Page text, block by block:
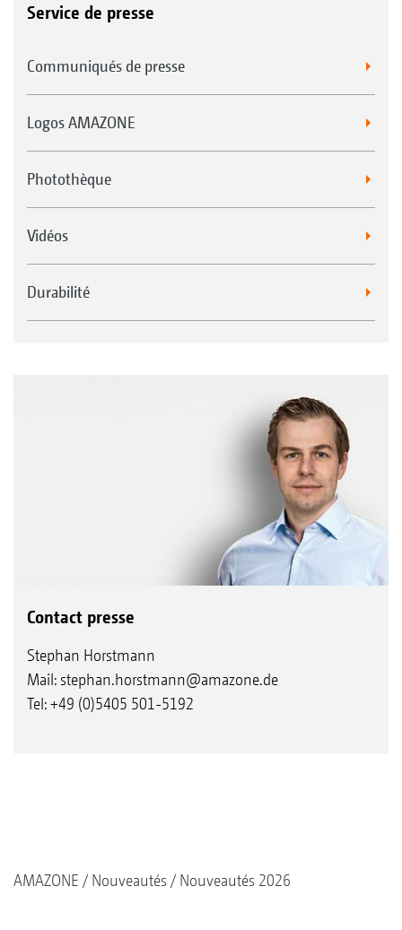
Service de presse
Communiqués de presse
Logos AMAZONE
Photothèque
Vidéos
Durabilité
Contact presse
Stephan Horstmann
Mail: stephan.horstmann@amazone.de
Tel: +49 (0)5405 501-5192
AMAZONE Nouveautés Nouveautés 2026